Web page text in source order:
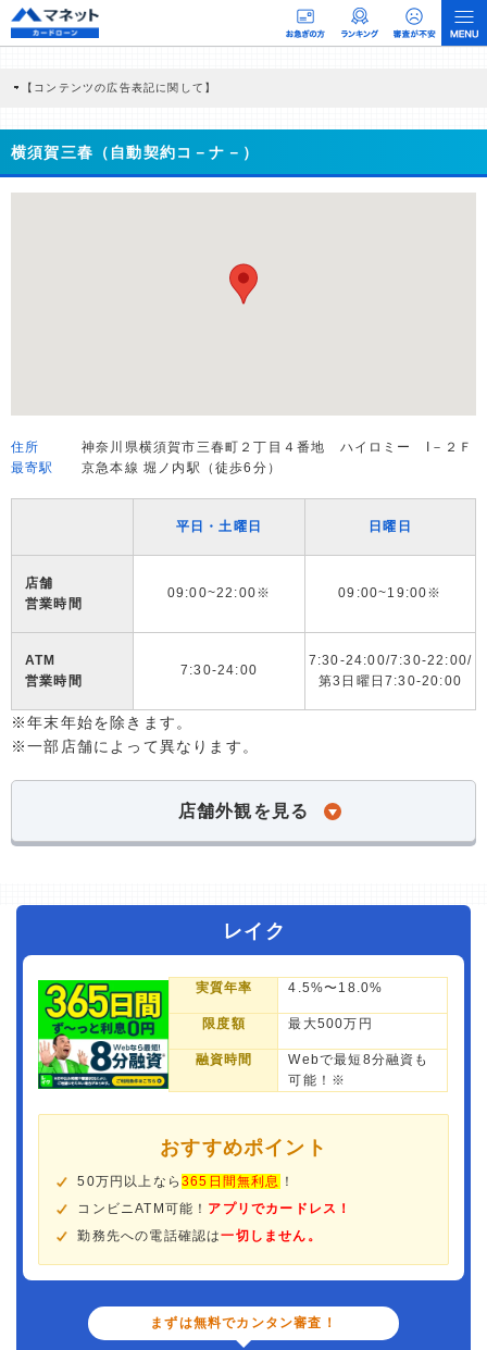
【コンテンツの広告表記に関して】
商品を根拠なくPRするものではなく、当編集部の調査／ユーザーへの口コミ収集な
どに基づき、公平性を担保した情報提供を行っています。
>提携企業一覧
横須賀三春（自動契約コ－ナ－）
住所
神奈川県横須賀市三春町２丁目４番地 ハイロミー I－２Ｆ
最寄駅
京急本線 堀ノ内駅（徒歩6分）
平日・土曜日 日曜日
店舗
営業時間
09:00~22:00※ 09:00~19:00※
ATM
営業時間
7:30-24:00
7:30-24:00/7:30-22:00/
第3日曜日7:30-20:00
※年末年始を除きます。
※一部店舗によって異なります。
店舗外観を見る
レイク
実質年率 4.5%〜18.0%
限度額 最大500万円
融資時間
Webで最短8分融資も
可能！※
おすすめポイント
50万円以上なら365日間無利息 ！
コンビニATM可能！ アプリでカードレス！
勤務先への電話確認は一切しません。
まずは無料でカンタン審査！